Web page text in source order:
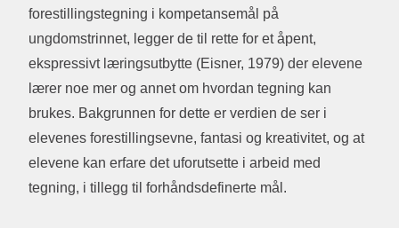
forestillingstegning i kompetansemål på
ungdomstrinnet, legger de til rette for et åpent,
ekspressivt læringsutbytte (Eisner, 1979) der elevene
lærer noe mer og annet om hvordan tegning kan
brukes. Bakgrunnen for dette er verdien de ser i
elevenes forestillingsevne, fantasi og kreativitet, og at
elevene kan erfare det uforutsette i arbeid med
tegning, i tillegg til forhåndsdefinerte mål.